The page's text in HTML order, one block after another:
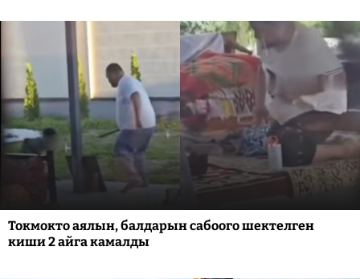
Токмокто аялын, балдарын сабоого шектелген
киши 2 айга камалды